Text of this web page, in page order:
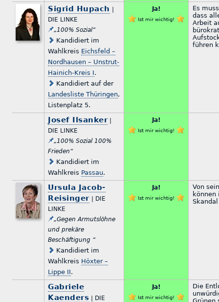
Sigrid Hupach
DIE LINKE
„100% Sozial“
Kandidiert im
Wahlkreis Eichsfeld –
Nordhausen – Unstrut-
Hainich-Kreis I.
Kandidiert auf der
Landesliste Thüringen,
Listenplatz 5.
Ja!
Ist mir wichtig!
Es
dass
Arbeit
führen
Josef Ilsanker|
DIE LINKE
„100% Sozial 100%
Frieden“
Kandidiert im
Wahlkreis Passau.
Ja!
Ist mir wichtig!
Ursula Jacob-
Reisinger| DIE
LINKE
„Gegen Armutslöhne
und prekäre
Beschäftigung “
Kandidiert im
Wahlkreis Höxter –
Lippe II.
Ja!
Ist mir wichtig!
Von
können
Skandal
Gabriele
Kaenders | DIE
Ja!
Ist mir wichtig!
Die